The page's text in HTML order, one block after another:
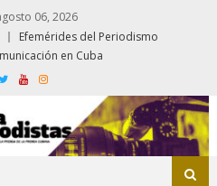
06, 2026
Efemérides del Periodismo
en Cuba